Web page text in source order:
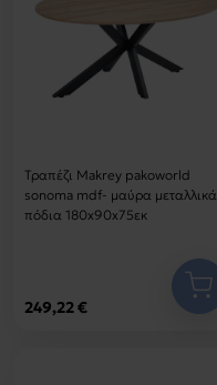
Τραπέζι Makrey pakoworld
sonoma mdf- μαύρα μεταλλικά
πόδια 180x90x75εκ
249,22 €